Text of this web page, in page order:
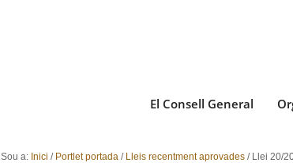
El Consell General
Sou a: Inici / Portlet portada / Lleis recentment aprovades / Llei 20/